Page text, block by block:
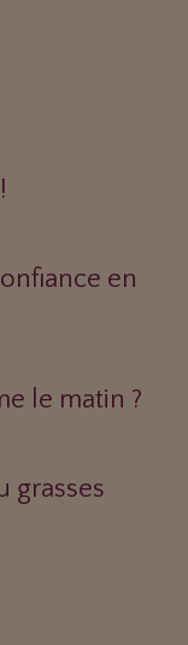
en
le matin ?
grasses